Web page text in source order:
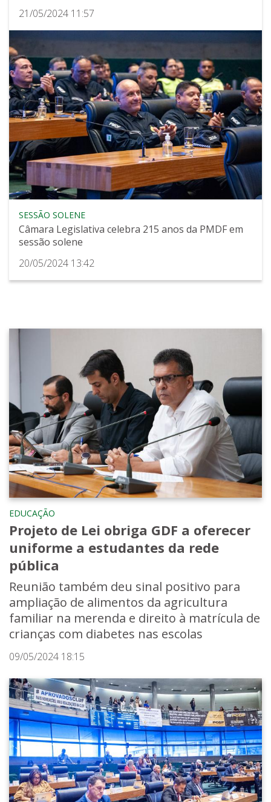
21/05/2024 11:57
SESSÃO SOLENE
Câmara Legislativa celebra 215 anos da PMDF em
sessão solene
20/05/2024 13:42
EDUCAÇÃO
Projeto de Lei obriga GDF a oferecer
uniforme a estudantes da rede
pública
Reunião também deu sinal positivo para
ampliação de alimentos da agricultura
familiar na merenda e direito à matrícula de
crianças com diabetes nas escolas
09/05/2024 18:15